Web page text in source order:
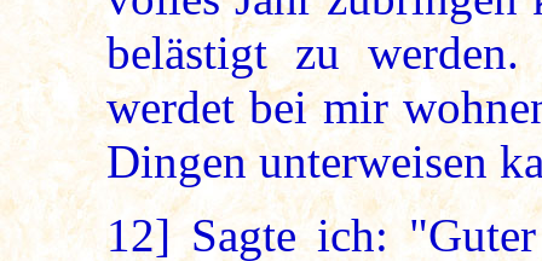
belästigt zu
werdet bei mir
Dingen unterweisen
12] Sagte ich: